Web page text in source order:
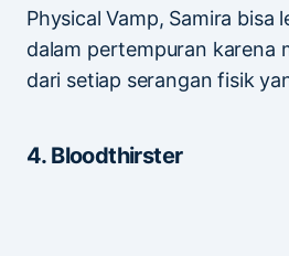
Physical Vamp, Samira bisa
dalam pertempuran karena
dari setiap serangan fisik
4. Bloodthirster